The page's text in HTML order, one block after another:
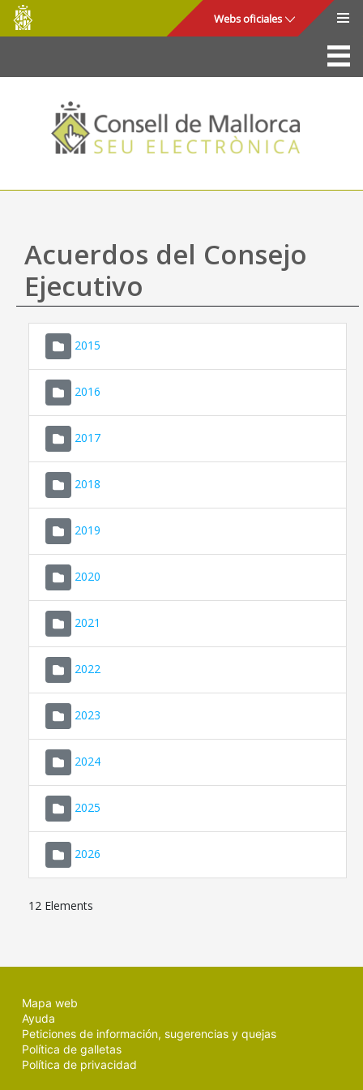
Saltar al contenido principal
Consell
de
Mallorca
Webs oficiales
La Sede
Consejo de Mallorca
Acceso y seguridad
Utilidades
Mapa web
Ayuda
Acuerdos del Consejo
Ejecutivo
2015
2016
2017
2018
2019
2020
2021
2022
2023
2024
2025
2026
12 Elements
Mapa web
Ayuda
Peticiones de información, sugerencias y quejas
Política de galletas
Política de privacidad